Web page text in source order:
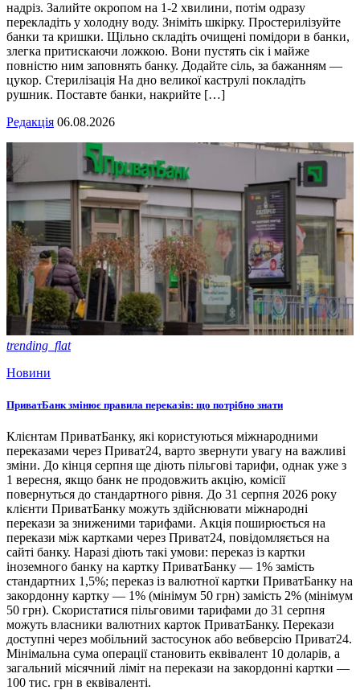
надріз. Залийте окропом на 1-2 хвилини, потім одразу
перекладіть у холодну воду. Зніміть шкірку. Простерилізуйте
банки та кришки. Щільно складіть очищені помідори в банки,
злегка притискаючи ложкою. Вони пустять сік і майже
повністю ним заповнять банку. Додайте сіль, за бажанням —
цукор. Стерилізація На дно великої каструлі покладіть
рушник. Поставте банки, накрийте […]
Редакція 06.08.2026
trending_flat
Новини
ПриватБанк змінює правила переказів: що потрібно знати
Клієнтам ПриватБанку, які користуються міжнародними
переказами через Приват24, варто звернути увагу на важливі
зміни. До кінця серпня ще діють пільгові тарифи, однак уже з
1 вересня, якщо банк не продовжить акцію, комісії
повернуться до стандартного рівня. До 31 серпня 2026 року
клієнти ПриватБанку можуть здійснювати міжнародні
перекази за зниженими тарифами. Акція поширюється на
перекази між картками через Приват24, повідомляється на
сайті банку. Наразі діють такі умови: переказ із картки
іноземного банку на картку ПриватБанку — 1% замість
стандартних 1,5%; переказ із валютної картки ПриватБанку на
закордонну картку — 1% (мінімум 50 грн) замість 2% (мінімум
50 грн). Скористатися пільговими тарифами до 31 серпня
можуть власники валютних карток ПриватБанку. Перекази
доступні через мобільний застосунок або вебверсію Приват24.
Мінімальна сума операції становить еквівалент 10 доларів, а
загальний місячний ліміт на перекази на закордонні картки —
100 тис. грн в еквіваленті.